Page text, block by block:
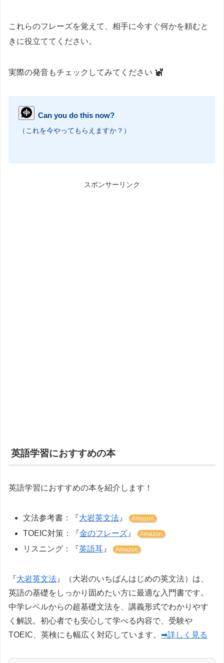
これらのフレーズを覚えて、相手に今すぐ何かを頼むと
きに役立ててください。
実際の発音もチェックしてみてください
Can you do this now?
（これを今やってもらえますか？）
スポンサーリンク
英語学習におすすめの本
英語学習におすすめの本を紹介します！
文法参考書：『大岩英文法 』 Amazon
TOEIC対策：『金のフレーズ 』 Amazon
リスニング：『英語耳』 Amazon
『大岩英文法』（大岩のいちばんはじめの英文法）は、
英語の基礎をしっかり固めたい方に最適な入門書です。
中学レベルからの超基礎文法を、講義形式でわかりやす
く解説。初心者でも安心して学べる内容で、受験や
TOEIC、英検にも幅広く対応しています。 ➡詳しく見る